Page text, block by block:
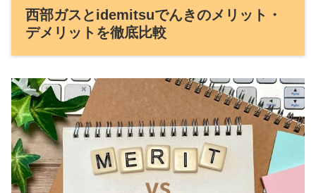
西部ガスとidemitsuでんきのメリット・
デメリットを徹底比較